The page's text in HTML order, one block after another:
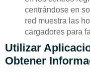
centrándose en
red muestra las
cargadores para
Utilizar
Obtener